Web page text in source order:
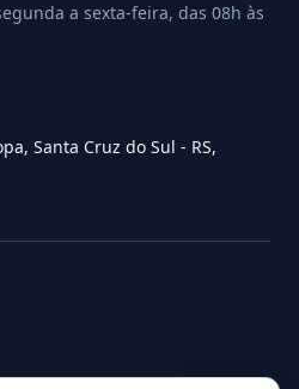
a sexta-feira, das 08h às
Santa Cruz do Sul - RS,